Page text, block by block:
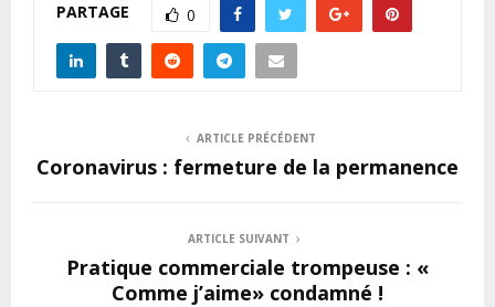
PARTAGE 0
ARTICLE PRÉCÉDENT
Coronavirus : fermeture de la permanence
ARTICLE SUIVANT
Pratique commerciale trompeuse : «
Comme j’aime» condamné !